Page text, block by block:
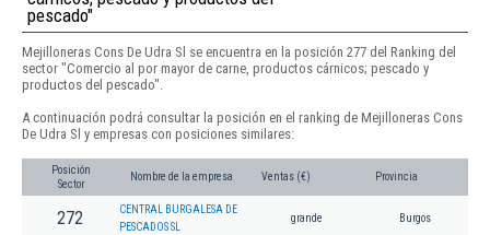
pescado"
Mejilloneras Cons De Udra Sl se encuentra en la posición 277 del Ranking del
sector "Comercio al por mayor de carne, productos cárnicos; pescado y
productos del pescado".
A continuación podrá consultar la posición en el ranking de Mejilloneras Cons
De Udra Sl y empresas con posiciones similares:
Posición
Sector
Nombre de la empresa Ventas (€) Provincia
272
CENTRAL BURGALESA DE
PESCADOS SL
grande Burgos